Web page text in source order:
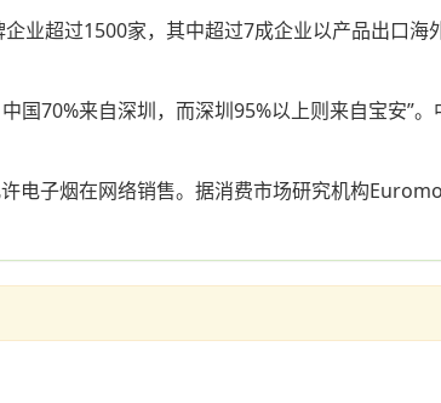
业超过1500家，其中超过7成企业以产品出口海
国70%来自深圳，而深圳95%以上则来自宝安”
电子烟在网络销售。据消费市场研究机构